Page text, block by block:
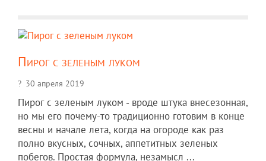
Пирог с зеленым луком
30 апреля 2019
Пирог с зеленым луком - вроде штука внесезонная,
но мы его почему-то традиционно готовим в конце
весны и начале лета, когда на огороде как раз
полно вкусных, сочных, аппетитных зеленых
побегов. Простая формула, незамысл ...